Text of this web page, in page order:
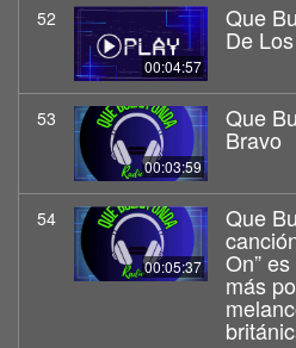
52
00:04:57
Que
De
53
00:03:59
Que
Bravo
54
00:05:37
Que
On”
más